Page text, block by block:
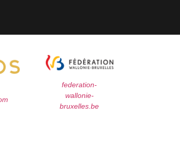
federation-
wallonie-
bruxelles.be